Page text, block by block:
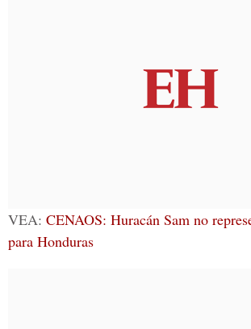
VEA: CENAOS: Huracán Sam no
para Honduras